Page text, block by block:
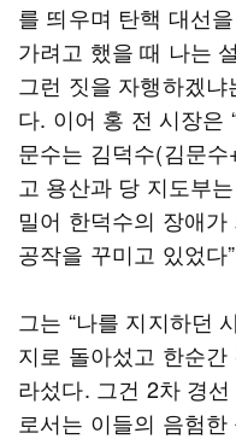
를 띄우며 탄핵 대선
가려고 했을 때 나는
그런 짓을 자행하겠
다. 이어 홍 전 시장은
문수는 김덕수(김문
고 용산과 당 지도부
밀어 한덕수의 장애
공작을 꾸미고 있었다
그는 “나를 지지하던
지로 돌아섰고 한순
라섰다. 그건 2차 경
로서는 이들의 음험